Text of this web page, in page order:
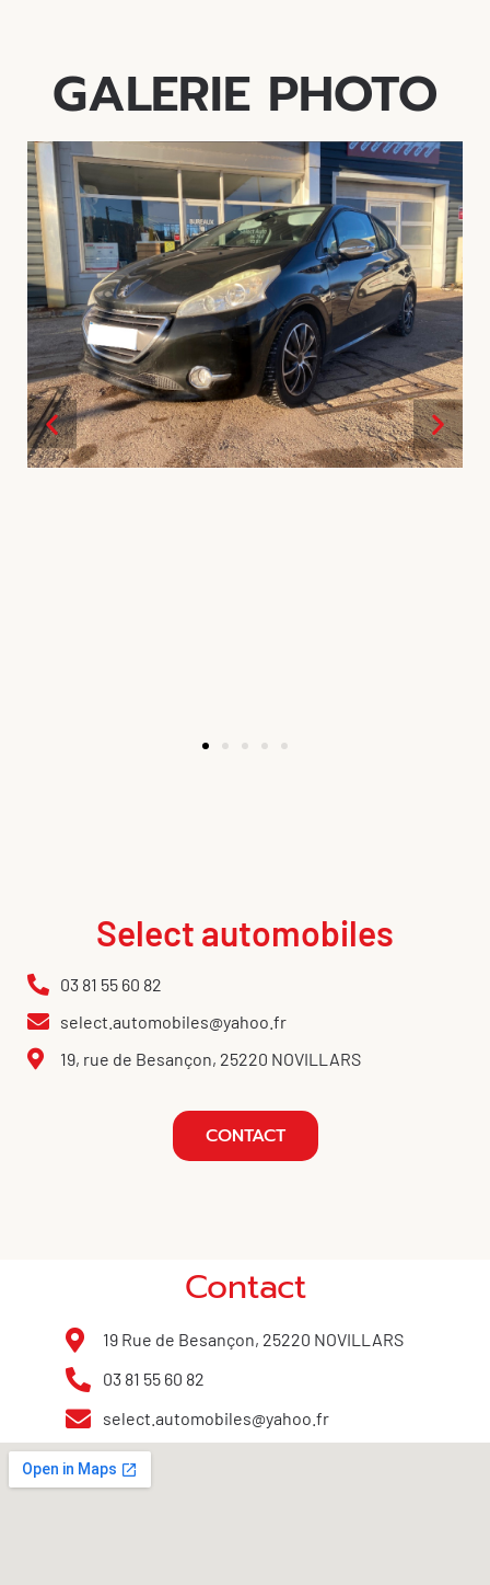
GALERIE PHOTO
Select automobiles
03 81 55 60 82
select.automobiles@yahoo.fr
19, rue de Besançon, 25220 NOVILLARS
CONTACT
Contact
19 Rue de Besançon, 25220 NOVILLARS
03 81 55 60 82
select.automobiles@yahoo.fr